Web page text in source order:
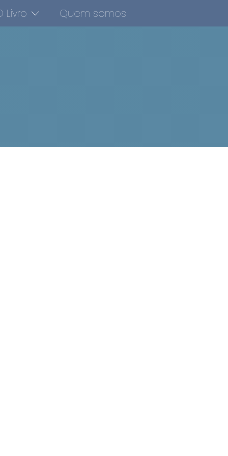
Livro Quem somos